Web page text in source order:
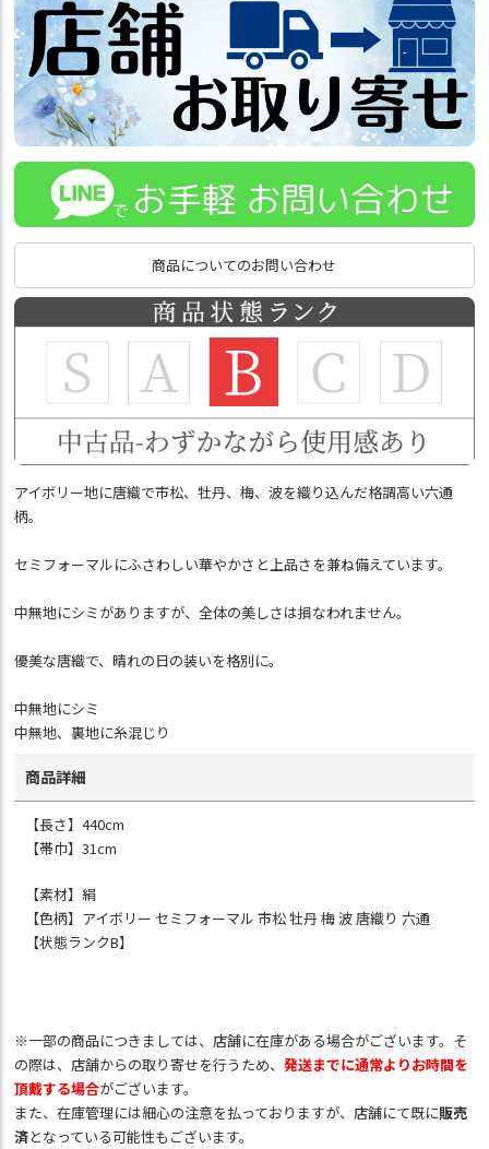
商品についてのお問い合わせ
アイボリー地に唐織で市松、牡丹、梅、波を織り込んだ格調高い六通
柄。
セミフォーマルにふさわしい華やかさと上品さを兼ね備えています。
中無地にシミがありますが、全体の美しさは損なわれません。
優美な唐織で、晴れの日の装いを格別に。
中無地にシミ
中無地、裏地に糸混じり
商品詳細
【長さ】440cm
【帯巾】31cm
【素材】絹
【色柄】アイボリー セミフォーマル 市松 牡丹 梅 波 唐織り 六通
【状態ランクB】
※一部の商品につきましては、店舗に在庫がある場合がございます。そ
の際は、店舗からの取り寄せを行うため、発送までに通常よりお時間を
頂戴する場合がございます。
また、在庫管理には細心の注意を払っておりますが、店舗にて既に販売
済となっている可能性もございます。